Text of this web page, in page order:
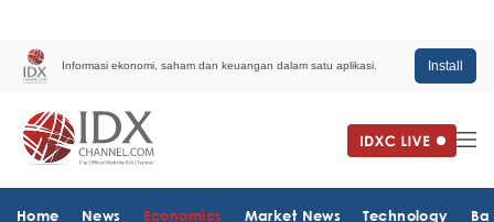
Informasi ekonomi, saham dan keuangan dalam satu aplikasi. Install
Home News Economics Market News Technology